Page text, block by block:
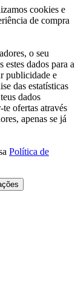
cookies e
de compra
o seu
dados para a
publicidade e
das estatísticas
dados
ofertas através
apenas se já
Política de